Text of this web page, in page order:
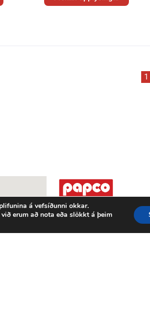
1
Fjölnisgata 6a - 603
á vefsíðunni okkar.
erum að nota eða slökkt á þeim